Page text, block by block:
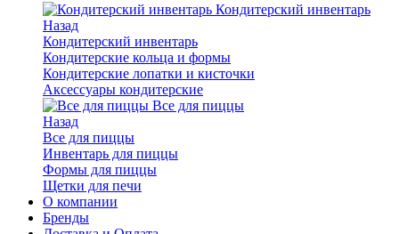
Кондитерский инвентарь
Назад
Кондитерский инвентарь
Кондитерские кольца и формы
Кондитерские лопатки и кисточки
Аксессуары кондитерские
Все для пиццы
Назад
Все для пиццы
Инвентарь для пиццы
Формы для пиццы
Щетки для печи
О компании
Бренды